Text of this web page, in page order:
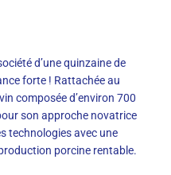
d’une quinzaine de
forte ! Rattachée au
composée d’environ 700
son approche novatrice
technologies avec une
porcine rentable.